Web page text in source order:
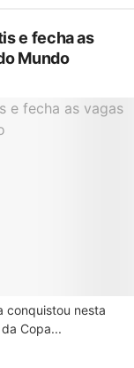
e fecha as
Mundo
conquistou nesta
Copa...